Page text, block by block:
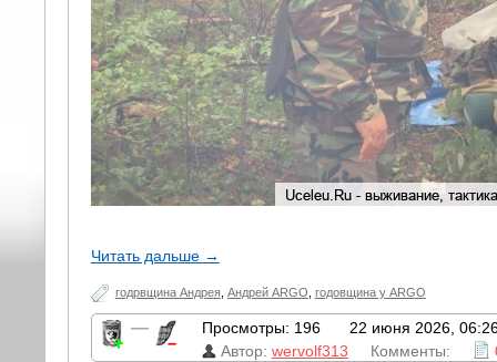
Читать дальше →
годрвщина Андрея, Андрей ARGO годовщина у ARGO
— Просмотры: 196
22 июня 2026,
Автор: wervolf313 Комменты: